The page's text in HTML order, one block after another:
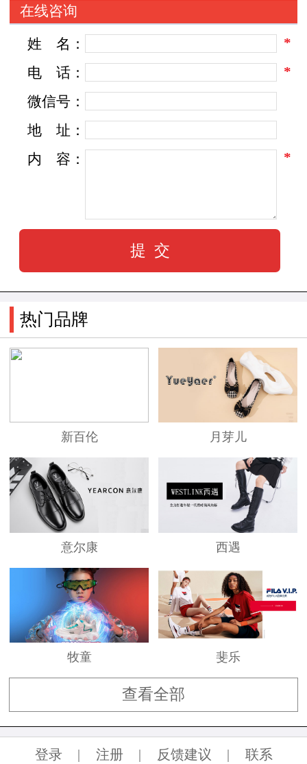
在线咨询
姓
名：
*
电
话：
*
微信号：
地
址：
内
容： *
热门品牌
新百伦 月芽儿
意尔康 西遇
牧童 斐乐
查看全部
登录 | 注册 | 反馈建议 | 联系